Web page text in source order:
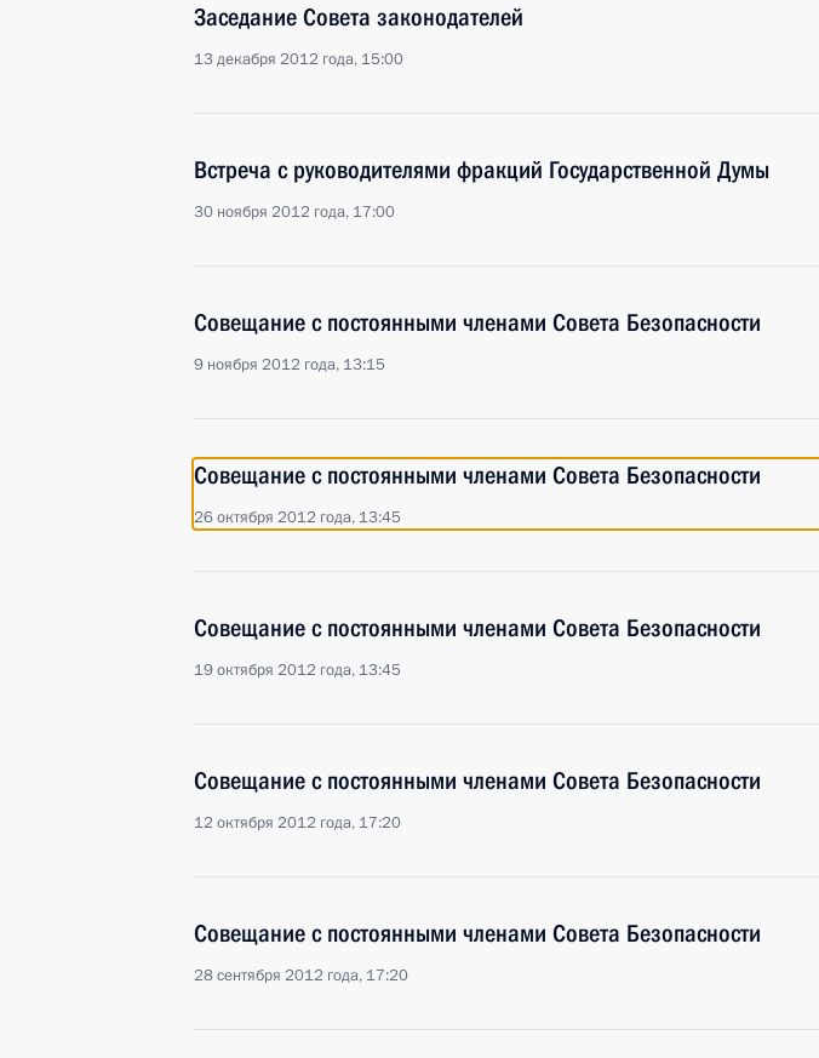
Заседание Совета законодателей
13 декабря 2012 года, 15:00
Встреча с руководителями фракций Государственной Думы
30 ноября 2012 года, 17:00
Совещание с постоянными членами Совета Безопасности
9 ноября 2012 года, 13:15
Совещание с постоянными членами Совета Безопасности
26 октября 2012 года, 13:45
Совещание с постоянными членами Совета Безопасности
19 октября 2012 года, 13:45
Совещание с постоянными членами Совета Безопасности
12 октября 2012 года, 17:20
Совещание с постоянными членами Совета Безопасности
28 сентября 2012 года, 17:20